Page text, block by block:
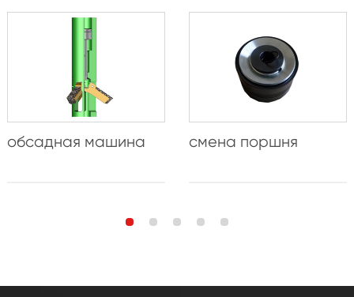
обсадная машина смена поршня